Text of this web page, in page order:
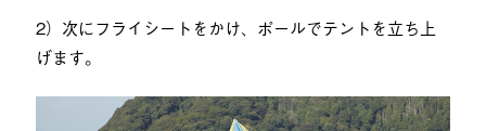
2）次にフライシートをかけ、ポールでテントを立ち上
げます。